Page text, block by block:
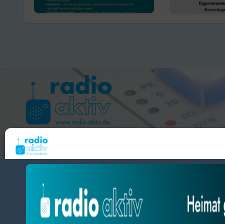
zustimmst, können wir Daten wie das Surfverhalten oder eindeutige IDs auf dieser
verarbeiten. Wenn du deine Zustimmung nicht erteilst oder zurückziehst, können
und Funktionen beeinträchtigt werden.
gegen
Hameln 99.3 – Bad Pyrmont 94.8 – Bad Münder 107.2 –
BlogDatabyThemeansar.